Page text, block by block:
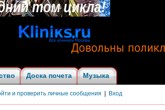
Доска почета Музыка
и проверить личные сообщения Вход